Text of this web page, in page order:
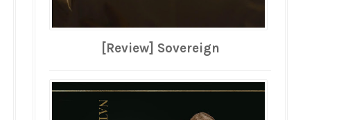
[Review] Sovereign